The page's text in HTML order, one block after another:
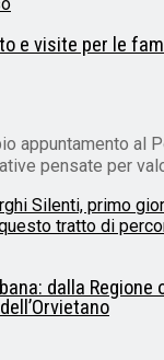
e visite per le
appuntamento al
pensate per
dalla Regione